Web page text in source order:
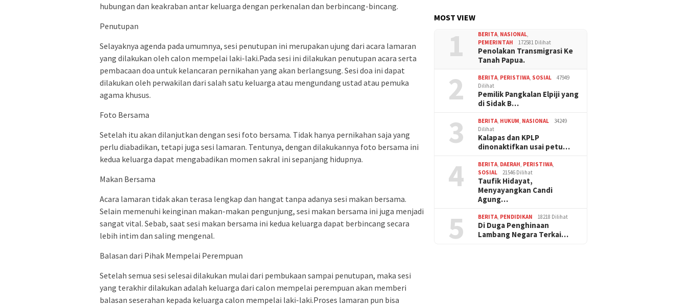
hubungan dan keakraban antar keluarga dengan perkenalan dan berbincang-bincang.
Penutupan
Selayaknya agenda pada umumnya, sesi penutupan ini merupakan ujung dari acara lamaran
yang dilakukan oleh calon mempelai laki-laki.Pada sesi ini dilakukan penutupan acara serta
pembacaan doa untuk kelancaran pernikahan yang akan berlangsung. Sesi doa ini dapat
dilakukan oleh perwakilan dari salah satu keluarga atau mengundang ustad atau pemuka
agama khusus.
Foto Bersama
Setelah itu akan dilanjutkan dengan sesi foto bersama. Tidak hanya pernikahan saja yang
perlu diabadikan, tetapi juga sesi lamaran. Tentunya, dengan dilakukannya foto bersama ini
kedua keluarga dapat mengabadikan momen sakral ini sepanjang hidupnya.
Makan Bersama
Acara lamaran tidak akan terasa lengkap dan hangat tanpa adanya sesi makan bersama.
Selain memenuhi keinginan makan-makan pengunjung, sesi makan bersama ini juga menjadi
sangat vital. Sebab, saat sesi makan bersama ini kedua keluarga dapat berbincang secara
lebih intim dan saling mengenal.
Balasan dari Pihak Mempelai Perempuan
Setelah semua sesi selesai dilakukan mulai dari pembukaan sampai penutupan, maka sesi
yang terakhir dilakukan adalah keluarga dari calon mempelai perempuan akan memberi
balasan seserahan kepada keluarga calon mempelai laki-laki.Proses lamaran pun bisa
MOST VIEW
1 BERITA, NASIONAL,
PEMERINTAH
172581 Dilihat
Penolakan Transmigrasi Ke
Tanah Papua.
2 BERITA, PERISTIWA, SOSIAL
47949
Dilihat
Pemilik Pangkalan Elpiji yang
di Sidak B…
3 BERITA, HUKUM, NASIONAL
34249
Dilihat
Kalapas dan KPLP
dinonaktifkan usai petu…
4 BERITA, DAERAH, PERISTIWA,
SOSIAL
21546 Dilihat
Taufik Hidayat,
Menyayangkan Candi
Agung…
5 BERITA, PENDIDIKAN 18218 Dilihat
Di Duga Penghinaan
Lambang Negara Terkai…